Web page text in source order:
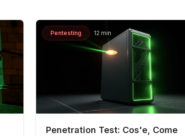
Pentesting 12 min
Penetration Test: Cos'e, Come